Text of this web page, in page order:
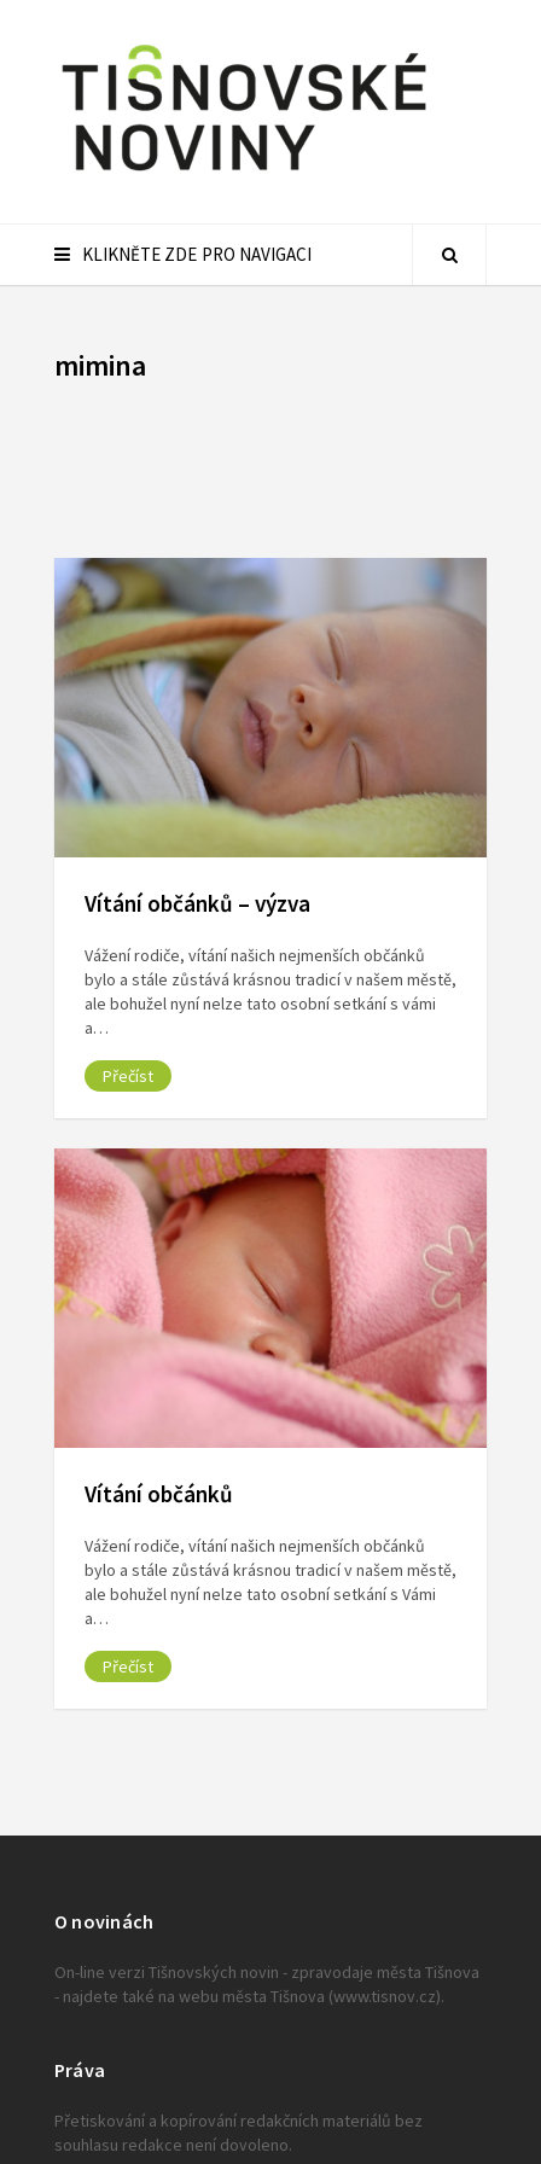
KLIKNĚTE ZDE PRO NAVIGACI
mimina
Vítání občánků – výzva
Vážení rodiče, vítání našich nejmenších občánků
bylo a stále zůstává krásnou tradicí v našem městě,
ale bohužel nyní nelze tato osobní setkání s vámi
a…
Přečíst
Vítání občánků
Vážení rodiče, vítání našich nejmenších občánků
bylo a stále zůstává krásnou tradicí v našem městě,
ale bohužel nyní nelze tato osobní setkání s Vámi
a…
Přečíst
O novinách
On-line verzi Tišnovských novin - zpravodaje města Tišnova
- najdete také na webu města Tišnova (www.tisnov.cz).
Práva
Přetiskování a kopírování redakčních materiálů bez
souhlasu redakce není dovoleno.